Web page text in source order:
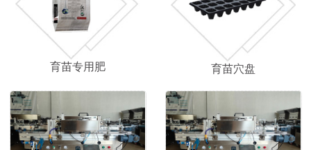
育苗专用肥 育苗穴盘